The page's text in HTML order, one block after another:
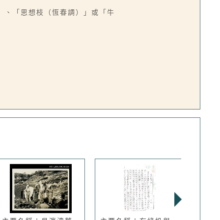
、「思想枝（恆春調）」或「牛